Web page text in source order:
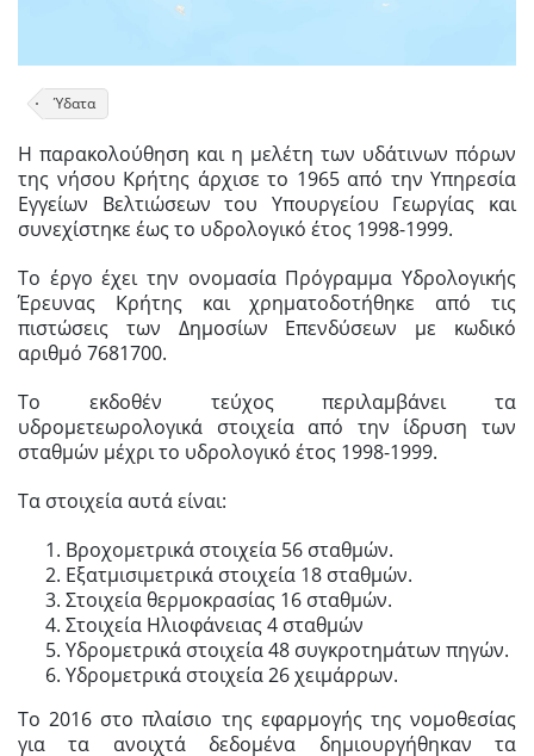
Ύδατα
Η παρακολούθηση και η μελέτη των υδάτινων πόρων
της νήσου Κρήτης άρχισε το 1965 από την Υπηρεσία
Εγγείων Βελτιώσεων του Υπουργείου Γεωργίας και
συνεχίστηκε έως το υδρολογικό έτος 1998-1999.
Το έργο έχει την ονομασία Πρόγραμμα Υδρολογικής
Έρευνας Κρήτης και χρηματοδοτήθηκε από τις
πιστώσεις των Δημοσίων Επενδύσεων με κωδικό
αριθμό 7681700.
Το εκδοθέν τεύχος περιλαμβάνει τα
υδρομετεωρολογικά στοιχεία από την ίδρυση των
σταθμών μέχρι το υδρολογικό έτος 1998-1999.
Τα στοιχεία αυτά είναι:
Βροχομετρικά στοιχεία 56 σταθμών.
Εξατμισιμετρικά στοιχεία 18 σταθμών.
Στοιχεία θερμοκρασίας 16 σταθμών.
Στοιχεία Ηλιοφάνειας 4 σταθμών
Υδρομετρικά στοιχεία 48 συγκροτημάτων πηγών.
Υδρομετρικά στοιχεία 26 χειμάρρων.
Το 2016 στο πλαίσιο της εφαρμογής της νομοθεσίας
για τα ανοιχτά δεδομένα δημιουργήθηκαν τα